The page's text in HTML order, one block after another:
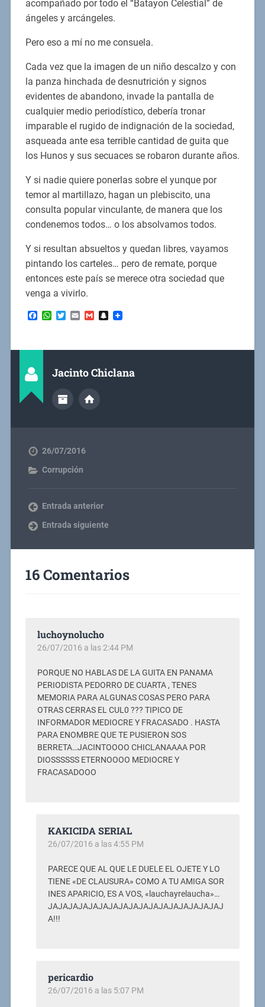
acompañado por todo el “Batayon Celestial” de
ángeles y arcángeles.
Pero eso a mí no me consuela.
Cada vez que la imagen de un niño descalzo y con
la panza hinchada de desnutrición y signos
evidentes de abandono, invade la pantalla de
cualquier medio periodístico, debería tronar
imparable el rugido de indignación de la sociedad,
asqueada ante esa terrible cantidad de guita que
los Hunos y sus secuaces se robaron durante años.
Y si nadie quiere ponerlas sobre el yunque por
temor al martillazo, hagan un plebiscito, una
consulta popular vinculante, de manera que los
condenemos todos… o los absolvamos todos.
Y si resultan absueltos y quedan libres, vayamos
pintando los carteles… pero de remate, porque
entonces este país se merece otra sociedad que
venga a vivirlo.
Facebook
WhatsApp
TwitterEmailGmailSnapchat
Jacinto Chiclana
26/07/2016
Corrupción
Entrada anterior
Entrada siguiente
16 Comentarios
luchoynolucho
26/07/2016 a las 2:44 PM
PORQUE NO HABLAS DE LA GUITA EN PANAMA
PERIODISTA PEDORRO DE CUARTA , TENES
MEMORIA PARA ALGUNAS COSAS PERO PARA
OTRAS CERRAS EL CUL0 ??? TIPICO DE
INFORMADOR MEDIOCRE Y FRACASADO . HASTA
PARA ENOMBRE QUE TE PUSIERON SOS
BERRETA…JACINTOOOO CHICLANAAAA POR
DIOSSSSSS ETERNOOOO MEDIOCRE Y
FRACASADOOO
KAKICIDA SERIAL
26/07/2016 a las 4:55 PM
PARECE QUE AL QUE LE DUELE EL OJETE Y LO
TIENE «DE CLAUSURA» COMO A TU AMIGA SOR
INES APARICIO, ES A VOS, «lauchayrelaucha»…
JAJAJAJAJAJAJAJAJAJAJAJAJAJAJAJAJAJ
A!!!
pericardio
26/07/2016 a las 5:07 PM